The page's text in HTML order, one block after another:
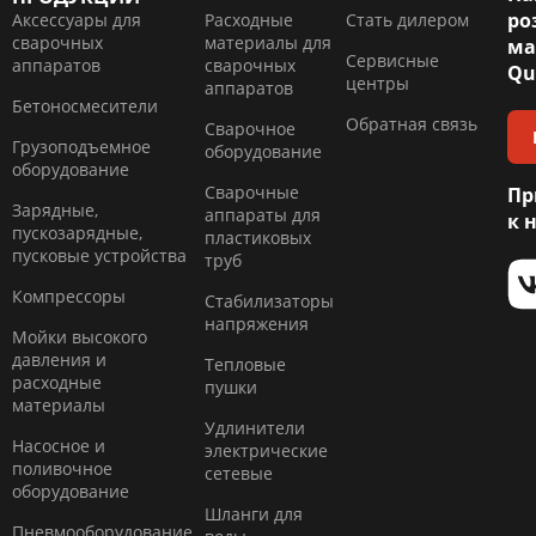
Аксессуары для
сварочных
аппаратов
Бетоносмесители
Грузоподъемное
оборудование
Зарядные,
пускозарядные,
пусковые устройства
Компресcоры
Мойки высокого
давления и
расходные
материалы
Насосное и
поливочное
оборудование
Расходные
материалы для
сварочных
аппаратов
Сварочное
оборудование
Сварочные
аппараты для
пластиковых
труб
Стабилизаторы
напряжения
Тепловые
пушки
Удлинители
электрические
сетевые
Шланги для
Стать дилером
Сервисные
центры
Обратная связь
к